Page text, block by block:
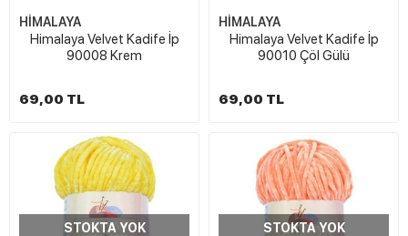
HİMALAYA
Himalaya Velvet Kadife İp
90008 Krem
69,00 TL
HİMALAYA
Himalaya Velvet Kadife İp
90010 Çöl Gülü
69,00 TL
STOKTA YOK STOKTA YOK